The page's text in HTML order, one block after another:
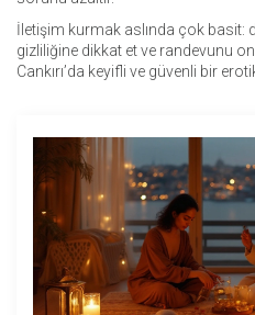
İletişim kurmak aslında çok basit:
gizliliğine dikkat et ve randevunu
Cankırı’da keyifli ve güvenli bir